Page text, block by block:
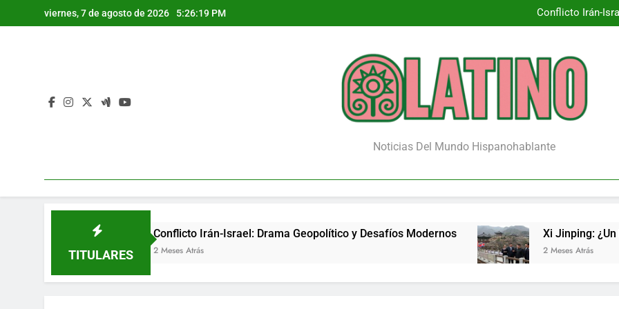
al
viernes, 7 de agosto de 2026 5:26:20 PM
Conflicto Irán-
Xi
Conflicto Irán-
Xi
Noticias Del Mundo Hispanohablante
TITULARES
Conflicto Irán-Israel: Drama Geopolítico y Desafíos Modernos
2 Meses Atrás
Xi Jinping: ¿Un Puente de
2 Meses Atrás